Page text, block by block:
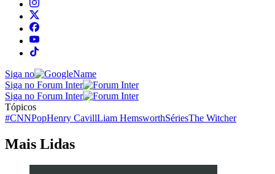
Siga no
Siga no Forum Inter
Siga no Forum Inter
Tópicos
#CNNPopHenry CavillLiam HemsworthSériesThe Witcher
Mais Lidas